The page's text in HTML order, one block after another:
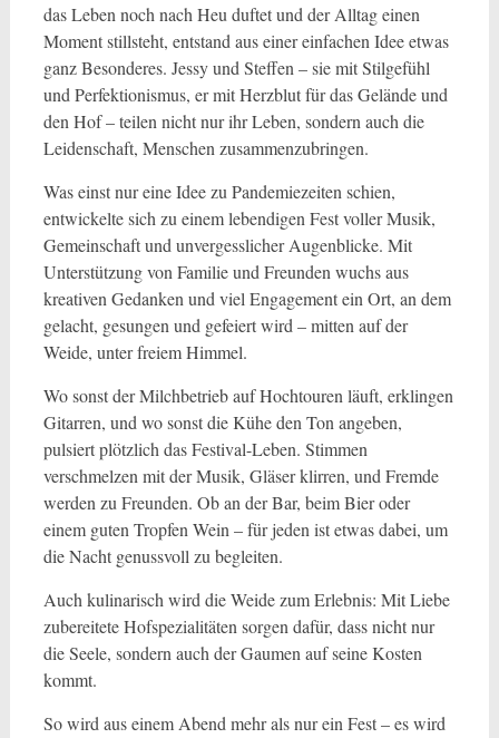
das Leben noch nach Heu duftet und der Alltag einen
Moment stillsteht, entstand aus einer einfachen Idee etwas
ganz Besonderes. Jessy und Steffen – sie mit Stilgefühl
und Perfektionismus, er mit Herzblut für das Gelände und
den Hof – teilen nicht nur ihr Leben, sondern auch die
Leidenschaft, Menschen zusammenzubringen.
Was einst nur eine Idee zu Pandemiezeiten schien,
entwickelte sich zu einem lebendigen Fest voller Musik,
Gemeinschaft und unvergesslicher Augenblicke. Mit
Unterstützung von Familie und Freunden wuchs aus
kreativen Gedanken und viel Engagement ein Ort, an dem
gelacht, gesungen und gefeiert wird – mitten auf der
Weide, unter freiem Himmel.
Wo sonst der Milchbetrieb auf Hochtouren läuft, erklingen
Gitarren, und wo sonst die Kühe den Ton angeben,
pulsiert plötzlich das Festival-Leben. Stimmen
verschmelzen mit der Musik, Gläser klirren, und Fremde
werden zu Freunden. Ob an der Bar, beim Bier oder
einem guten Tropfen Wein – für jeden ist etwas dabei, um
die Nacht genussvoll zu begleiten.
Auch kulinarisch wird die Weide zum Erlebnis: Mit Liebe
zubereitete Hofspezialitäten sorgen dafür, dass nicht nur
die Seele, sondern auch der Gaumen auf seine Kosten
kommt.
So wird aus einem Abend mehr als nur ein Fest – es wird